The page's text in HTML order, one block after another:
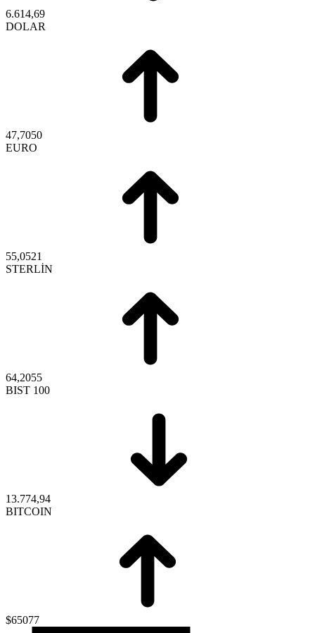
6.614,69
DOLAR
47,7050
EURO
55,0521
STERLİN
64,2055
BIST 100
13.774,94
BITCOIN
$65077